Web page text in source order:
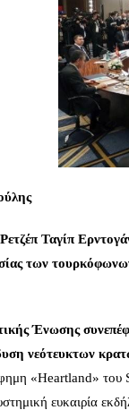
Ταγίπ
των
Ένωσης
νεότευκτων
«Heartland»
ευκαιρία